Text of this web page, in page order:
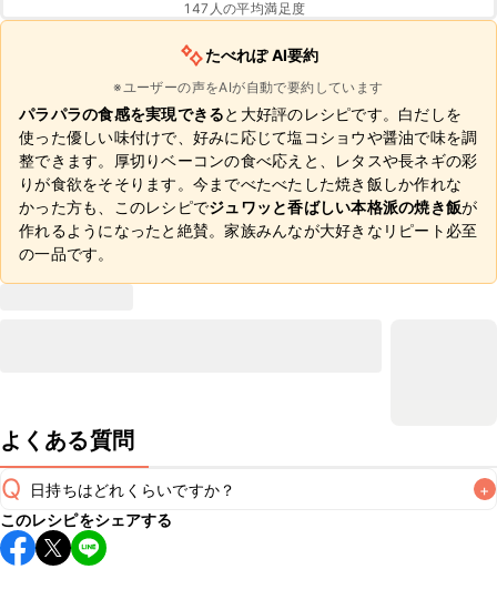
147 人の平均満足度
たべれぽ AI要約
※ユーザーの声をAIが自動で要約しています
パラパラの食感を実現できると大好評のレシピです。白だしを
使った優しい味付けで、好みに応じて塩コショウや醤油で味を調
整できます。厚切りベーコンの食べ応えと、レタスや長ネギの彩
りが食欲をそそります。今までべたべたした焼き飯しか作れな
かった方も、このレシピでジュワッと香ばしい本格派の焼き飯が
作れるようになったと絶賛。家族みんなが大好きなリピート必至
の一品です。
よくある質問
Q 日持ちはどれくらいですか？ +
保存期間は冷蔵で当日中が目安です。なるべくお早めにお召
し上がりください。
このレシピをシェアする